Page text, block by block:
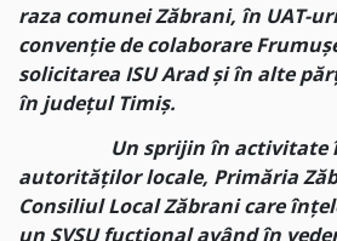
raza comunei Zăbrani, în UAT-
convenție de colaborare
solicitarea ISU Arad și în alte
în județul Timiș.
Un sprijin în activitate îl
autorităților locale, Primăria
Consiliul Local Zăbrani care
un SVSU fucțional având în